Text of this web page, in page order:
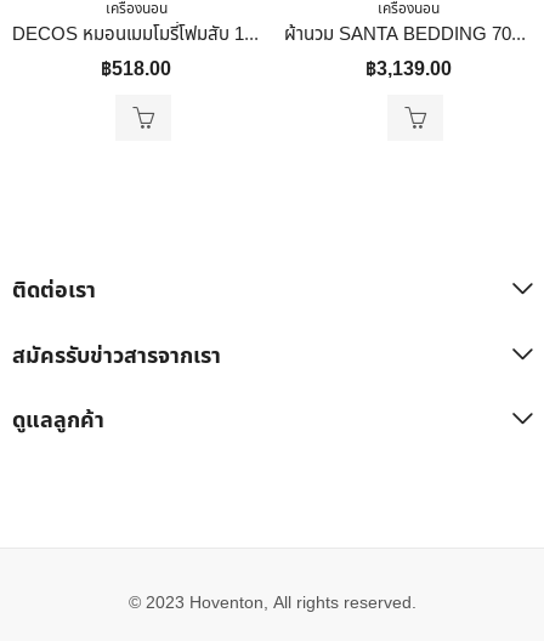
เครื่องนอน
DECOS หมอนเมมโมรี่โฟมสับ 17×27 นิ้ว สีขาว
฿518.00
เครื่องนอน
ผ้านวม SANTA BEDDING 70×90 นิ้ว สี GREY/NAVY BLUE
฿3,139.00
ติดต่อเรา
สมัครรับข่าวสารจากเรา
ดูแลลูกค้า
© 2023 Hoventon, All rights reserved.